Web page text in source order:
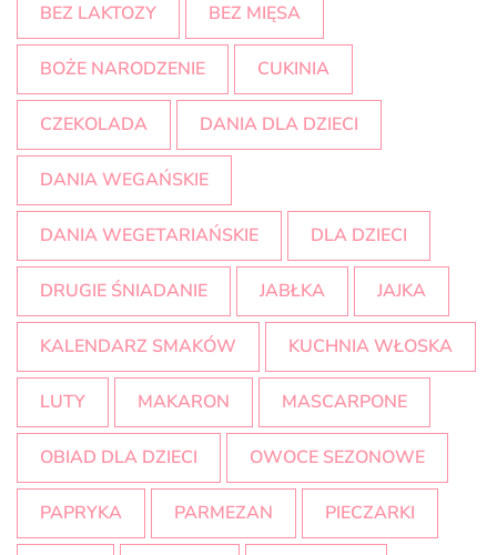
BEZ LAKTOZY BEZ MIĘSA
BOŻE NARODZENIE CUKINIA
CZEKOLADA DANIA DLA DZIECI
DANIA WEGAŃSKIE
DANIA WEGETARIAŃSKIE DLA DZIECI
DRUGIE ŚNIADANIE JABŁKA JAJKA
KALENDARZ SMAKÓW KUCHNIA WŁOSKA
LUTY MAKARON MASCARPONE
OBIAD DLA DZIECI OWOCE SEZONOWE
PAPRYKA PARMEZAN PIECZARKI